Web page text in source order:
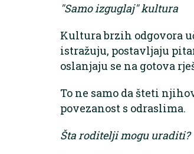
"Samo izguglaj" kultura
Kultura brzih odgovora
istražuju, postavljaju
oslanjaju se na gotova
To ne samo da šteti
povezanost s odraslima.
Šta roditelji mogu uraditi?